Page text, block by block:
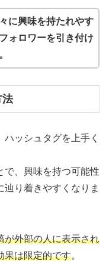
に興味を持たれやす
ォロワーを引き付け
法
ッシュタグを上手く
で、興味を持つ可能性
り着きやすくなりま
が外部の人に表示され
果は限定的です。